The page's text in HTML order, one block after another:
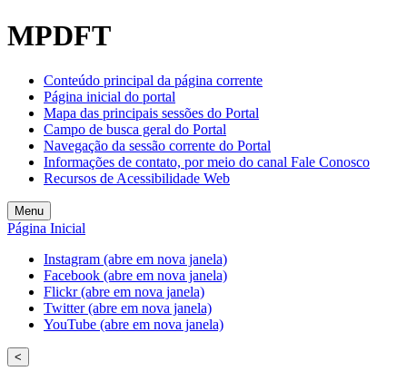
MPDFT
Conteúdo principal da página corrente
Página inicial do portal
Mapa das principais sessões do Portal
Campo de busca geral do Portal
Navegação da sessão corrente do Portal
Informações de contato, por meio do canal Fale Conosco
Recursos de Acessibilidade Web
Menu
Página Inicial
Instagram (abre em nova janela)
Facebook (abre em nova janela)
Flickr (abre em nova janela)
Twitter (abre em nova janela)
YouTube (abre em nova janela)
<